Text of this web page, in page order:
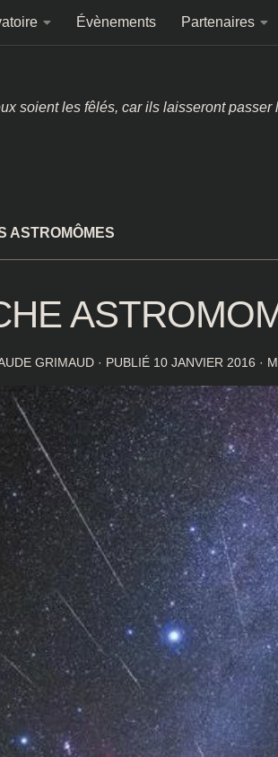
Évènements Partenaires
soient les fêlés, car ils laisseront
ASTROMÔMES
GRIMAUD · PUBLIÉ 10 JANVIER 2016 ·